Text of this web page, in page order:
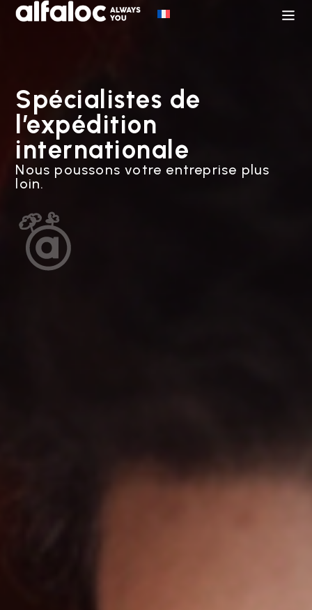
Spécialistes de
l’expédition
internationale
Nous poussons votre entreprise plus
loin.